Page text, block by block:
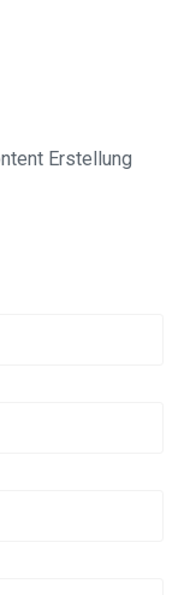
Erstellung